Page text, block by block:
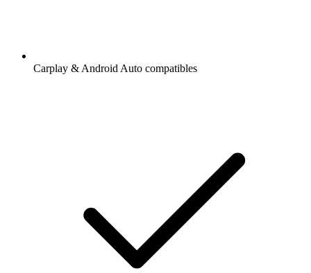
Carplay & Android Auto compatibles